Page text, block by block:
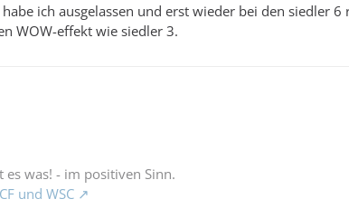
ich ausgelassen und erst wieder bei den siedler
WOW-effekt wie siedler 3.
es was! - im positiven Sinn.
und WSC